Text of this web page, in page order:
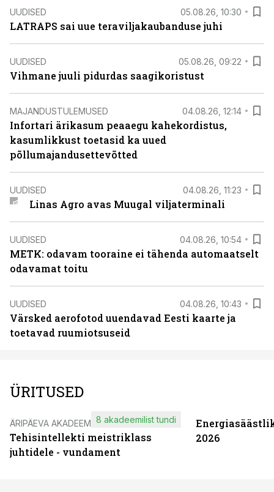
UUDISED 05.08.26, 10:30
LATRAPS sai uue teraviljakaubanduse juhi
UUDISED 05.08.26, 09:22
Vihmane juuli pidurdas saagikoristust
MAJANDUSTULEMUSED 04.08.26, 12:14
Infortari ärikasum peaaegu kahekordistus,
kasumlikkust toetasid ka uued
põllumajandusettevõtted
UUDISED 04.08.26, 11:23
Linas Agro avas Muugal viljaterminali
UUDISED 04.08.26, 10:54
METK: odavam tooraine ei tähenda automaatselt
odavamat toitu
UUDISED 04.08.26, 10:43
Värsked aerofotod uuendavad Eesti kaarte ja
toetavad ruumiotsuseid
ÜRITUSED
ÄRIPÄEVA AKADEEMIA
Tehisintellekti meistriklass
juhtidele - vundament
8 akadeemilist tundi
2026